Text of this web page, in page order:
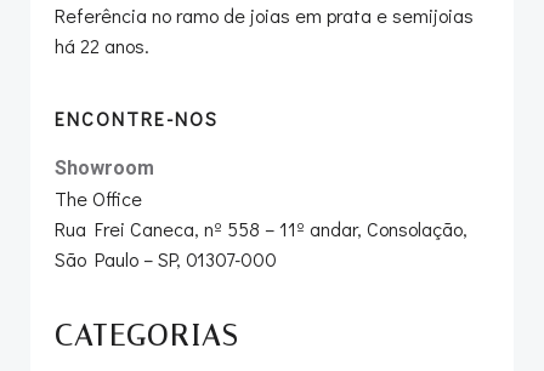
Referência no ramo de joias em prata e semijoias
há 22 anos.
ENCONTRE-NOS
Showroom
The Office
Rua Frei Caneca, nº 558 – 11º andar, Consolação,
São Paulo – SP, 01307-000
CATEGORIAS